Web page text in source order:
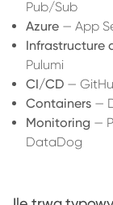
Pub/Sub
Azure — App
Infrastructure
Pulumi
CI/CD —
Containers —
Monitoring —
DataDog